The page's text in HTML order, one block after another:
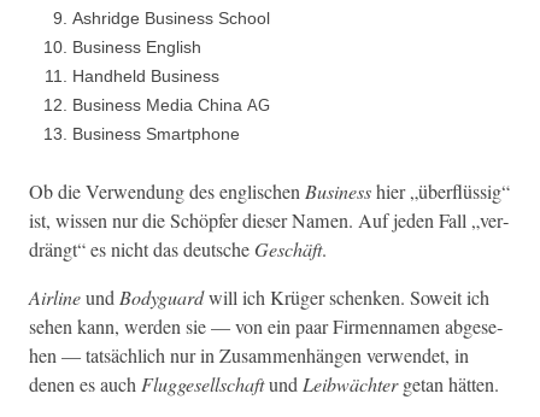
Ashridge Busi­ness School
Busi­ness English
Hand­held Business
Busi­ness Media Chi­na AG
Busi­ness Smartphone
Ob die Ver­wen­dung des englis­chen Busi­nesshier „über­flüs­sig“
ist, wis­sen nur die Schöpfer dieser Namen. Auf jeden Fall „ver­
drängt“ es nicht das deutscheGeschäft.
Air­lineund Body­guardwill ich Krüger schenken. Soweit ich
sehen kann, wer­den sie — von ein paar Fir­men­na­men abge­se­
hen — tat­säch­lich nur in Zusam­men­hän­gen ver­wen­det, in
denen es auch Flugge­sellschaftund Leib­wächtergetan hätten.